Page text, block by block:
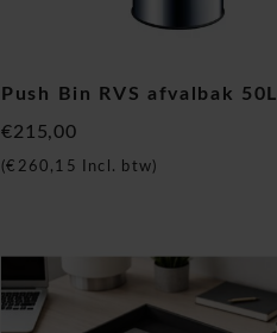
Push Bin RVS afvalbak 50L
€215,00
(€260,15 Incl. btw)